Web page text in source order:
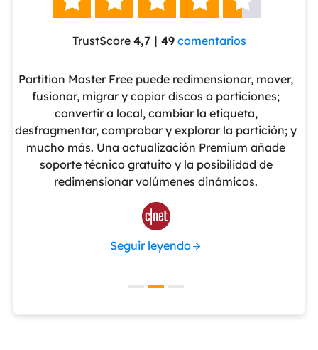
TrustScore 4,7 | 49 comentarios
Partition Master Free puede redimensionar, mover,
fusionar, migrar y copiar discos o particiones;
convertir a local, cambiar la etiqueta,
desfragmentar, comprobar y explorar la partición; y
mucho más. Una actualización Premium añade
soporte técnico gratuito y la posibilidad de
redimensionar volúmenes dinámicos.

Seguir leyendo